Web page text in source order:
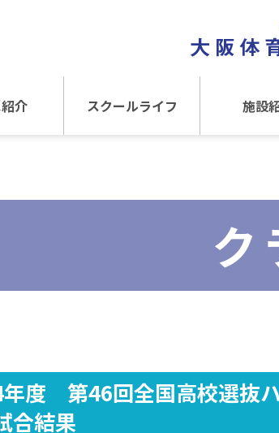
介 スクールライフ 施設
ク
度 第46回全国高校選抜
結果